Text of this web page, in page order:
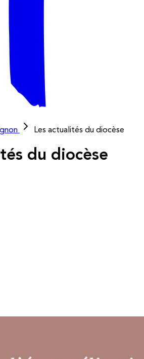
Les actualités du diocèse
du diocèse